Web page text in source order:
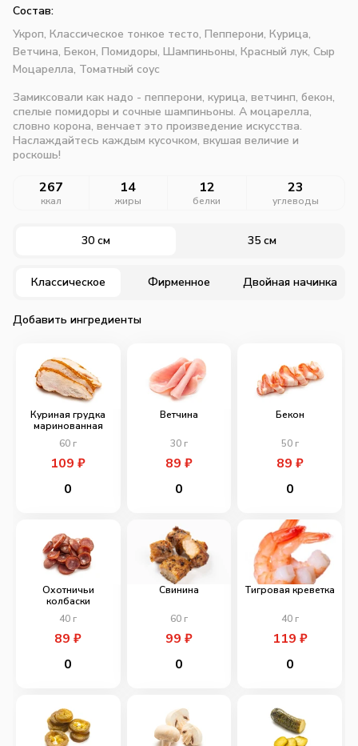
Состав:
Укроп, Классическое тонкое тесто, Пепперони, Курица,
Ветчина, Бекон, Помидоры, Шампиньоны, Красный лук, Сыр
Моцарелла, Томатный соус
Замиксовали как надо - пепперони, курица, ветчинп, бекон,
спелые помидоры и сочные шампиньоны. А моцарелла,
словно корона, венчает это произведение искусства.
Наслаждайтесь каждым кусочком, вкушая величие и
роскошь!
267
ккал
14
жиры
12
белки
23
углеводы
30 см 35 см
Классическое Фирменное Двойная начинка
Добавить ингредиенты
Куриная грудка
маринованная
60 г
109₽
0
Ветчина
30г
89 ₽
0
Бекон
50г
89 ₽
0
Охотничьи
колбаски
40 г
89₽
0
Свинина
60г
99 ₽
0
Тигровая креветка
40г
119 ₽
0